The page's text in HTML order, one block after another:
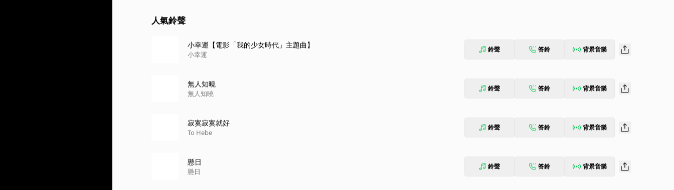
人氣鈴聲
小幸運【電影「我的少女時代」主題曲】
小幸運
鈴聲 答鈴 背景音樂
無人知曉
無人知曉
鈴聲 答鈴 背景音樂
寂寞寂寞就好
To Hebe
鈴聲 答鈴 背景音樂
懸日
懸日
鈴聲 答鈴 背景音樂